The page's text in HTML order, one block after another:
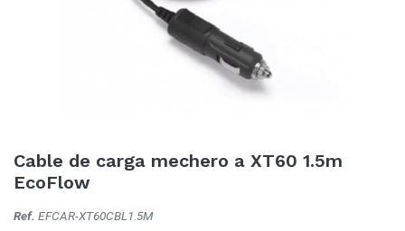
Cable de carga mechero a XT60 1.5m
EcoFlow
Ref. EFCAR-XT60CBL1.5M